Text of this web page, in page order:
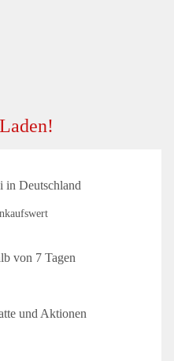
in Deutschland
von 7 Tagen
und Aktionen